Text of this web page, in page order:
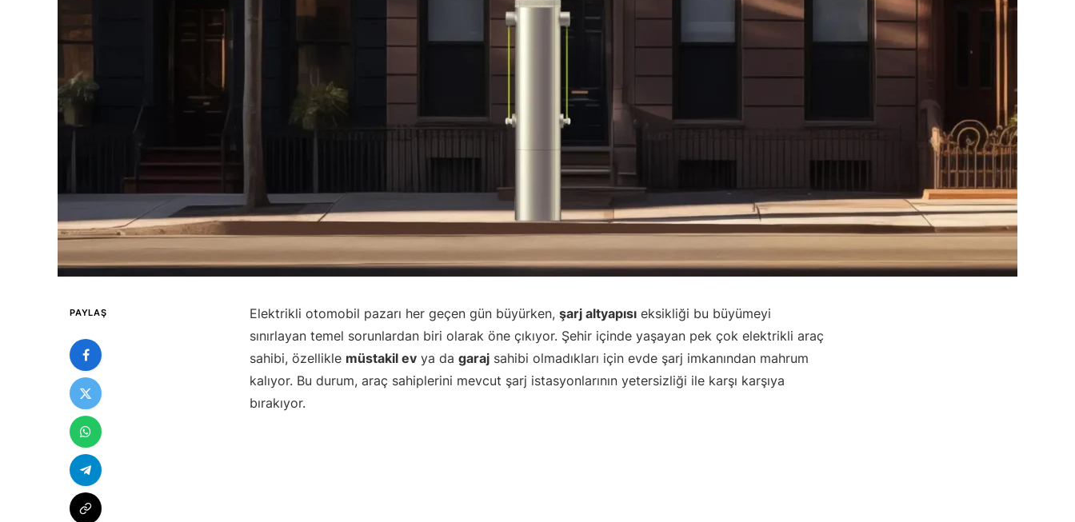
PAYLAŞ Elektrikli otomobil pazarı her geçen gün büyürken, şarj altyapısı eksikliği bu büyümeyi
sınırlayan temel sorunlardan biri olarak öne çıkıyor. Şehir içinde yaşayan pek çok elektrikli araç
sahibi, özellikle müstakil ev ya da garaj sahibi olmadıkları için evde şarj imkanından mahrum
kalıyor. Bu durum, araç sahiplerini mevcut şarj istasyonlarının yetersizliği ile karşı karşıya
bırakıyor.